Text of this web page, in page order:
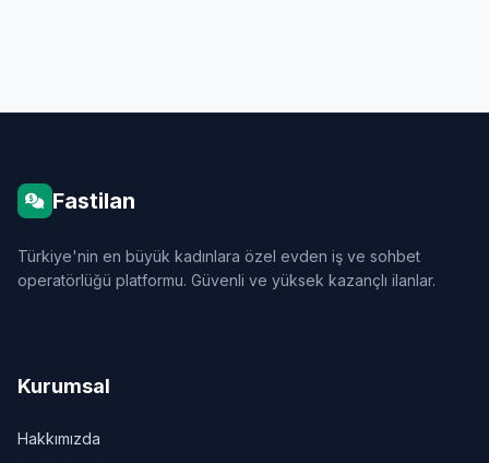
Fastilan
Türkiye'nin en büyük kadınlara özel evden iş ve sohbet
operatörlüğü platformu. Güvenli ve yüksek kazançlı ilanlar.
Kurumsal
Hakkımızda